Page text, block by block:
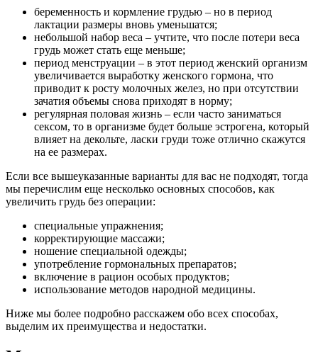
беременность и кормление грудью – но в период
лактации размеры вновь уменьшатся;
небольшой набор веса – учтите, что после потери веса
грудь может стать еще меньше;
период менструации – в этот период женский организм
увеличивается выработку женского гормона, что
приводит к росту молочных желез, но при отсутствии
зачатия объемы снова приходят в норму;
регулярная половая жизнь – если часто заниматься
сексом, то в организме будет больше эстрогена, который
влияет на декольте, ласки груди тоже отлично скажутся
на ее размерах.
Если все вышеуказанные варианты для вас не подходят, тогда
мы перечислим еще несколько основных способов, как
увеличить грудь без операции:
специальные упражнения;
корректирующие массажи;
ношение специальной одежды;
употребление гормональных препаратов;
включение в рацион особых продуктов;
использование методов народной медицины.
Ниже мы более подробно расскажем обо всех способах,
выделим их преимущества и недостатки.